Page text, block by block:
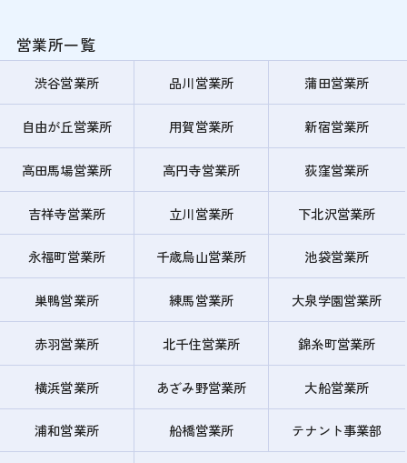
営業所一覧
渋谷営業所 品川営業所 蒲田営業所
自由が丘営業所 用賀営業所 新宿営業所
高田馬場営業所 高円寺営業所 荻窪営業所
吉祥寺営業所 立川営業所 下北沢営業所
永福町営業所 千歳烏山営業所 池袋営業所
巣鴨営業所 練馬営業所 大泉学園営業所
赤羽営業所 北千住営業所 錦糸町営業所
横浜営業所 あざみ野営業所 大船営業所
浦和営業所 船橋営業所 テナント事業部